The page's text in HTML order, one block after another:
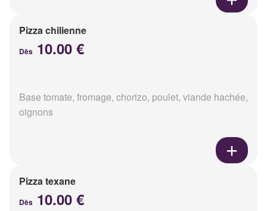
Pizza chilienne
Dès 10.00 €
Base tomate, fromage, chorizo, poulet, viande hachée,
oignons
Pizza texane
Dès 10.00 €